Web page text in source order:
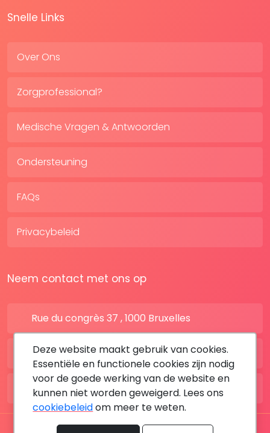
Snelle Links
Over Ons
Zorgprofessional?
Medische Vragen & Antwoorden
Ondersteuning
FAQs
Privacybeleid
Neem contact met ons op
Rue du congrès 37 , 1000 Bruxelles
BE: +32 28080227
FR: +33 183642895
Deze website maakt gebruik van cookies.
Essentiële en functionele cookies zijn nodig
voor de goede werking van de website en
kunnen niet worden geweigerd. Lees ons
cookiebeleidom meer te weten.